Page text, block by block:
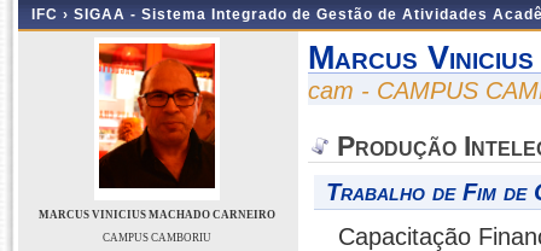
IFC › SIGAA - Sistema Integrado de Gestão de Atividades
MARCUS VINICIUS MACHADO CARNEIRO
CAMPUS CAMBORIU
Marcus
cam - CAMPUS
Produção
Trabalho de Fim de
Capacitação